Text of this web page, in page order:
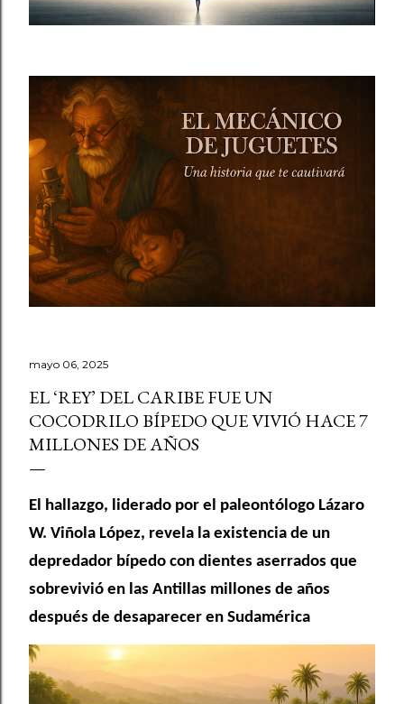
mayo 06, 2025
EL ‘REY’ DEL CARIBE FUE UN
COCODRILO BÍPEDO QUE VIVIÓ HACE 7
MILLONES DE AÑOS
El hallazgo, liderado por el paleontólogo Lázaro
W. Viñola López, revela la existencia de un
depredador bípedo con dientes aserrados que
sobrevivió en las Antillas millones de años
después de desaparecer en Sudamérica